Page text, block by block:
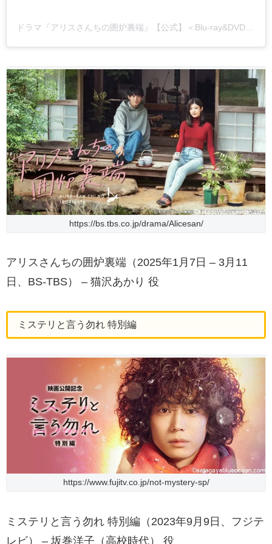
https://bs.tbs.co.jp/drama/Alicesan/
アリスさんちの囲炉裏端（2025年1月7日 – 3月11
日、BS-TBS） – 猫沢あかり 役
ミステリと言う勿れ 特別編
https://www.fujitv.co.jp/not-mystery-sp/
ミステリと言う勿れ 特別編（2023年9月9日、フジテ
レビ） – 坂巻洋子（高校時代） 役